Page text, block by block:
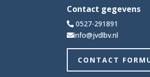
Contact gegevens
0527-291891
info@jvdlbv.nl
CONTACT